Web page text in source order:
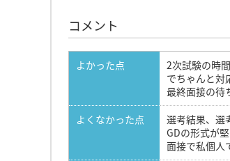
コメント
よかった点
2次試験の時
でちゃんと対
最終面接の待
よくなかった点
選考結果、選
GDの形式が
面接で私個人